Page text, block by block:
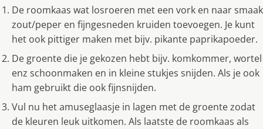
De roomkaas wat losroeren met een vork en naar smaak
zout/peper en fijngesneden kruiden toevoegen. Je kunt
het ook pittiger maken met bijv. pikante paprikapoeder.
De groente die je gekozen hebt bijv. komkommer, wortel
enz schoonmaken en in kleine stukjes snijden. Als je ook
ham gebruikt die ook fijnsnijden.
Vul nu het amuseglaasje in lagen met de groente zodat
de kleuren leuk uitkomen. Als laatste de roomkaas als